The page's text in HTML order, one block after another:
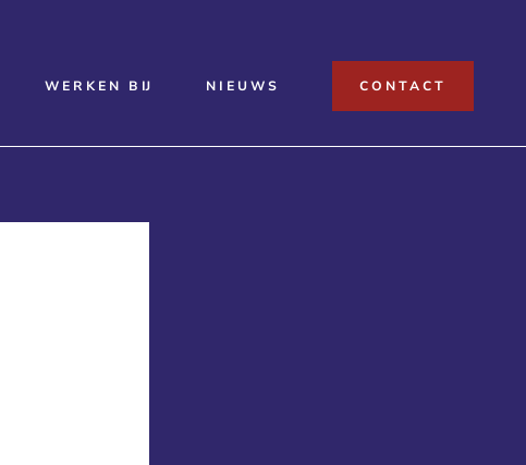
WERKEN BIJ NIEUWS CONTACT